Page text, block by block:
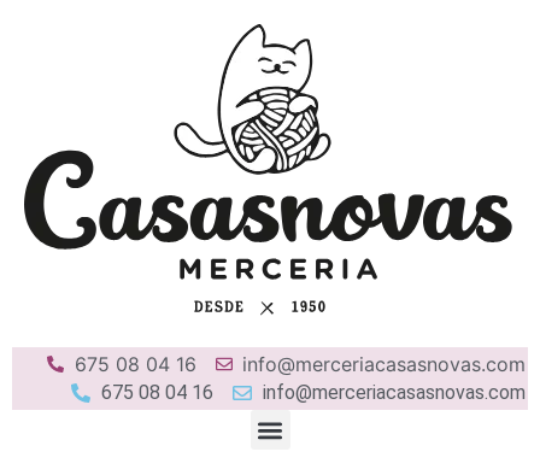
675 08 04 16 info@merceriacasasnovas.com
675 08 04 16 info@merceriacasasnovas.com